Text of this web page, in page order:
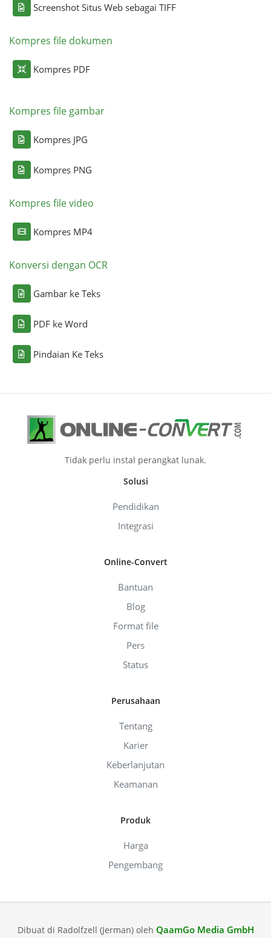
Screenshot Situs Web sebagai TIFF
Kompres file dokumen
Kompres PDF
Kompres file gambar
Kompres JPG
Kompres PNG
Kompres file video
Kompres MP4
Konversi dengan OCR
Gambar ke Teks
PDF ke Word
Pindaian Ke Teks
Tidak perlu instal perangkat lunak.
Solusi
Pendidikan
Integrasi
Online-Convert
Bantuan
Blog
Format file
Pers
Status
Perusahaan
Tentang
Karier
Keberlanjutan
Keamanan
Produk
Harga
Pengembang
Dibuat di Radolfzell (Jerman) oleh QaamGo Media GmbH